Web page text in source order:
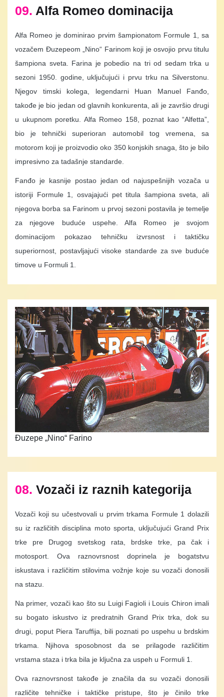
09. Alfa Romeo dominacija
Alfa Romeo je dominirao prvim šampionatom Formule 1, sa
vozačem Đuzepeom „Nino“ Farinom koji je osvojio prvu titulu
šampiona sveta. Farina je pobedio na tri od sedam trka u
sezoni 1950. godine, uključujući i prvu trku na Silverstonu.
Njegov timski kolega, legendarni Huan Manuel Fanđo,
takođe je bio jedan od glavnih konkurenta, ali je završio drugi
u ukupnom poretku. Alfa Romeo 158, poznat kao “Alfetta”,
bio je tehnički superioran automobil tog vremena, sa
motorom koji je proizvodio oko 350 konjskih snaga, što je bilo
impresivno za tadašnje standarde.
Fanđo je kasnije postao jedan od najuspešnijih vozača u
istoriji Formule 1, osvajajući pet titula šampiona sveta, ali
njegova borba sa Farinom u prvoj sezoni postavila je temelje
za njegove buduće uspehe. Alfa Romeo je svojom
dominacijom pokazao tehničku izvrsnost i taktičku
superiornost, postavljajući visoke standarde za sve buduće
timove u Formuli 1.
Đuzepe „Nino“ Farino
08. Vozači iz raznih kategorija
Vozači koji su učestvovali u prvim trkama Formule 1 dolazili
su iz različitih disciplina moto sporta, uključujući Grand Prix
trke pre Drugog svetskog rata, brdske trke, pa čak i
motosport. Ova raznovrsnost doprinela je bogatstvu
iskustava i različitim stilovima vožnje koje su vozači donosili
na stazu.
Na primer, vozači kao što su Luigi Fagioli i Louis Chiron imali
su bogato iskustvo iz predratnih Grand Prix trka, dok su
drugi, poput Piera Taruffija, bili poznati po uspehu u brdskim
trkama. Njihova sposobnost da se prilagode različitim
vrstama staza i trka bila je ključna za uspeh u Formuli 1.
Ova raznovrsnost takođe je značila da su vozači donosili
različite tehničke i taktičke pristupe, što je činilo trke